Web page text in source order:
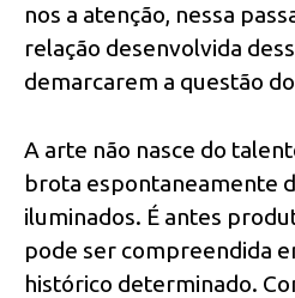
nos a atenção, nessa
relação desenvolvida
demarcarem a questão
A arte não nasce do
brota espontaneamente
iluminados. É antes
pode ser compreendida
histórico determinado.